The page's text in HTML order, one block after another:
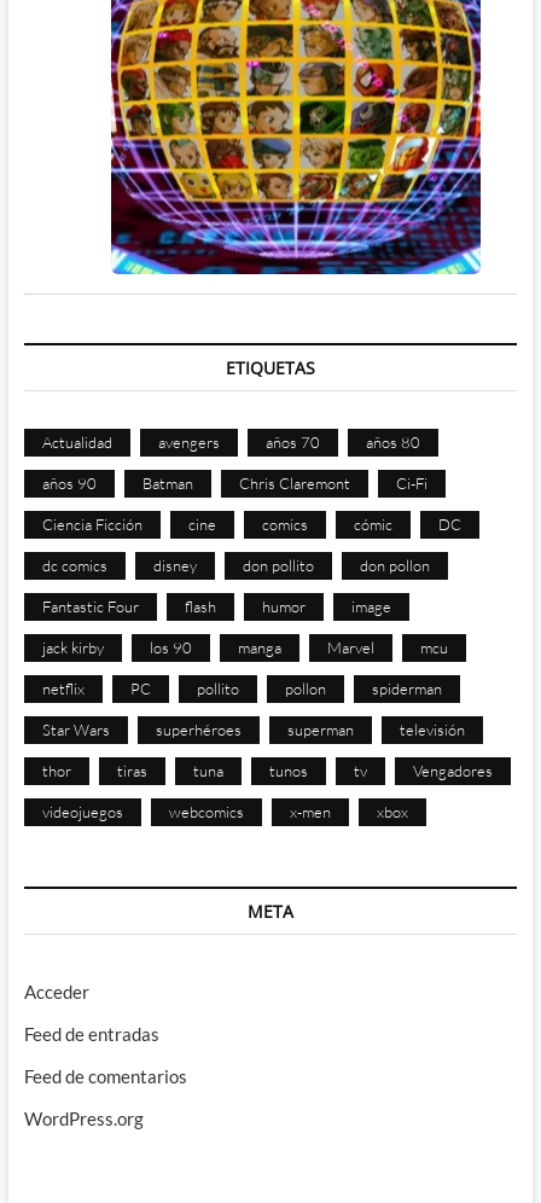
ETIQUETAS
Actualidad avengers años 70 años 80
años 90 Batman Chris Claremont Ci-Fi
Ciencia Ficción cine comics cómic DC
dc comics disney don pollito don pollon
Fantastic Four flash humor image
jack kirby los 90 manga Marvel mcu
netflix PC pollito pollon spiderman
Star Wars superhéroes superman televisión
thor tiras tuna tunos tv Vengadores
videojuegos webcomics x-men xbox
META
Acceder
Feed de entradas
Feed de comentarios
WordPress.org